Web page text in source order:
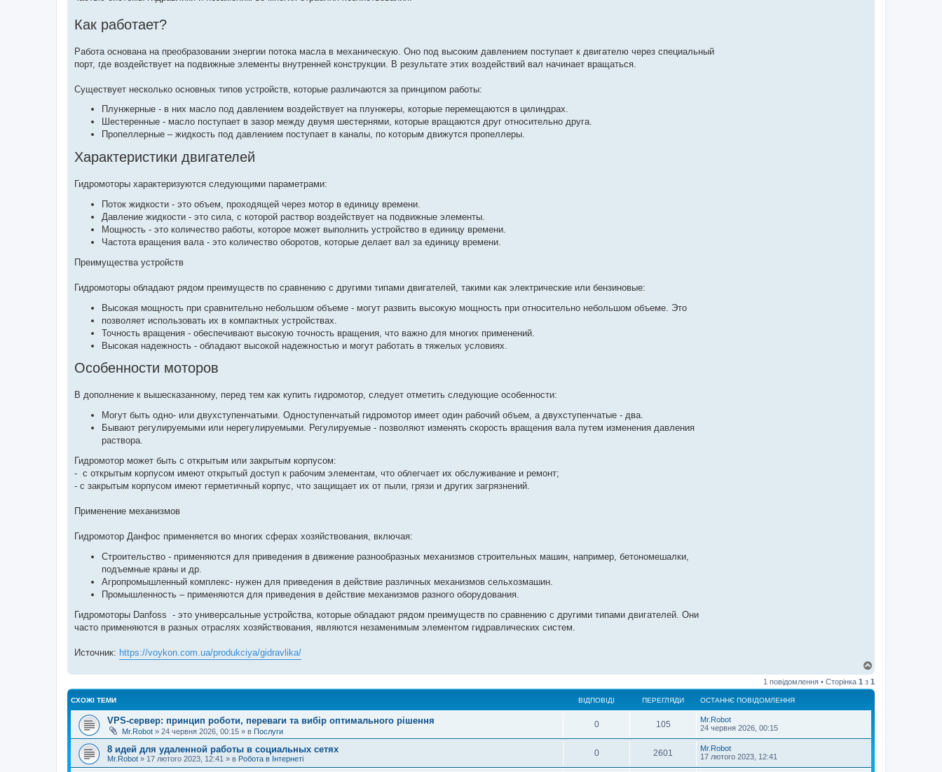
Как работает?
Работа основана на преобразовании энергии потока масла в механическую. Оно под высоким давлением поступает к двигателю через специальный
порт, где воздействует на подвижные элементы внутренней конструкции. В результате этих воздействий вал начинает вращаться.
Существует несколько основных типов устройств, которые различаются за принципом работы:
Плунжерные - в них масло под давлением воздействует на плунжеры, которые перемещаются в цилиндрах.
Шестеренные - масло поступает в зазор между двумя шестернями, которые вращаются друг относительно друга.
Пропеллерные – жидкость под давлением поступает в каналы, по которым движутся пропеллеры.
Характеристики двигателей
Гидромоторы характеризуются следующими параметрами:
Поток жидкости - это объем, проходящей через мотор в единицу времени.
Давление жидкости - это сила, с которой раствор воздействует на подвижные элементы.
Мощность - это количество работы, которое может выполнить устройство в единицу времени.
Частота вращения вала - это количество оборотов, которые делает вал за единицу времени.
Преимущества устройств
Гидромоторы обладают рядом преимуществ по сравнению с другими типами двигателей, такими как электрические или бензиновые:
Высокая мощность при сравнительно небольшом объеме - могут развить высокую мощность при относительно небольшом объеме. Это
позволяет использовать их в компактных устройствах.
Точность вращения - обеспечивают высокую точность вращения, что важно для многих применений.
Высокая надежность - обладают высокой надежностью и могут работать в тяжелых условиях.
Особенности моторов
В дополнение к вышесказанному, перед тем как купить гидромотор, следует отметить следующие особенности:
Могут быть одно- или двухступенчатыми. Одноступенчатый гидромотор имеет один рабочий объем, а двухступенчатые - два.
Бывают регулируемыми или нерегулируемыми. Регулируемые - позволяют изменять скорость вращения вала путем изменения давления
раствора.
Гидромотор может быть с открытым или закрытым корпусом:
- с открытым корпусом имеют открытый доступ к рабочим элементам, что облегчает их обслуживание и ремонт;
- с закрытым корпусом имеют герметичный корпус, что защищает их от пыли, грязи и других загрязнений.
Применение механизмов
Гидромотор Данфос применяется во многих сферах хозяйствования, включая:
Строительство - применяются для приведения в движение разнообразных механизмов строительных машин, например, бетономешалки,
подъемные краны и др.
Агропромышленный комплекс- нужен для приведения в действие различных механизмов сельхозмашин.
Промышленность – применяются для приведения в действие механизмов разного оборудования.
Гидромоторы Danfoss - это универсальные устройства, которые обладают рядом преимуществ по сравнению с другими типами двигателей. Они
часто применяются в разных отраслях хозяйствования, являются незаменимым элементом гидравлических систем.
Источник: https://voykon.com.ua/produkciya/gidravlika/
г
о
1 повідомлення • Сторінка 1 з 1
СХОЖІ ТЕМИ ВІДПОВІДІ ПЕРЕГЛЯДИ ОСТАННЄ ПОВІДОМЛЕННЯ
VPS-сервер: принцип роботи, переваги та вибір оптимального рішення
Mr.Robot » 24 червня 2026, 00:15 » в Послуги
0 105
Mr.Robot
24 червня 2026, 00:15
8 идей для удаленной работы в социальных сетях
Mr.Robot » 17 лютого 2023, 12:41 » в Робота в Інтернеті
0 2601
Mr.Robot
17 лютого 2023, 12:41